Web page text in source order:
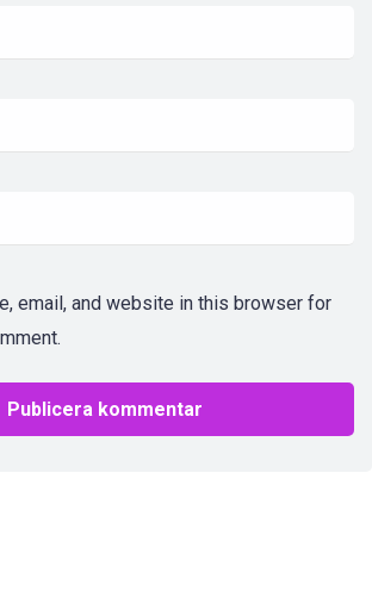
email, and website in this browser for